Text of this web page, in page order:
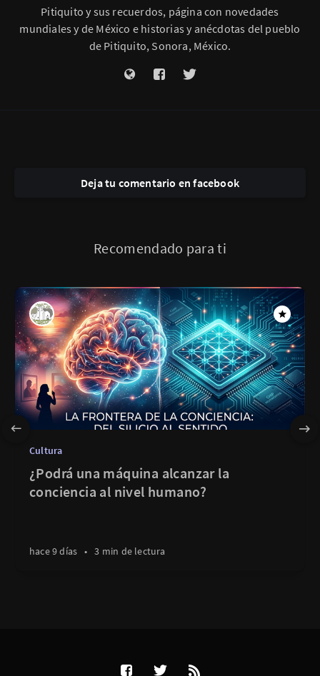
Pitiquito y sus recuerdos, página con novedades
mundiales y de México e historias y anécdotas del pueblo
de Pitiquito, Sonora, México.
Deja tu comentario en facebook
Recomendado para ti
Cultura
¿Podrá una máquina alcanzar la
conciencia al nivel humano?
hace 9 días • 3 min de lectura